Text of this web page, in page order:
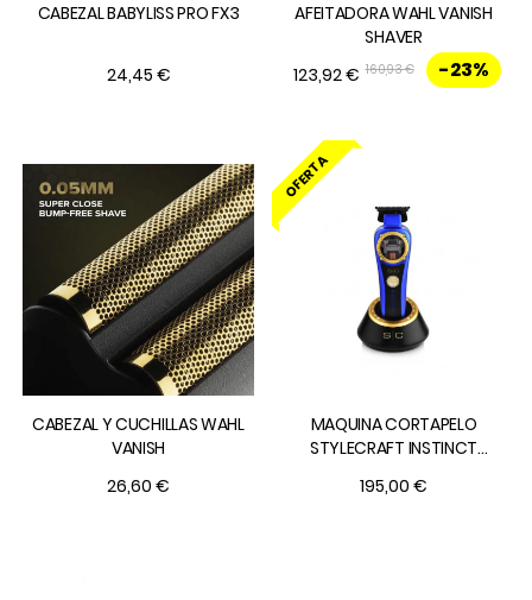
CABEZAL BABYLISS PRO FX3
24,45 €
AFEITADORA WAHL VANISH
SHAVER
123,92 € 160,93 € -23%
CABEZAL Y CUCHILLAS WAHL
VANISH
26,60 €
OFERTA
MAQUINA CORTAPELO
STYLECRAFT INSTINCT
195,00 €